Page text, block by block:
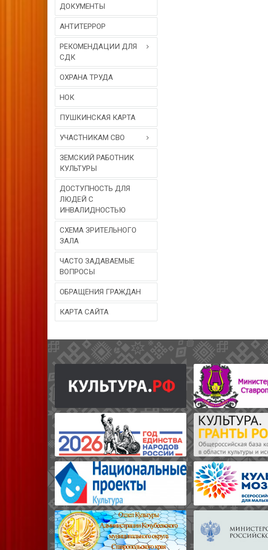
ДОКУМЕНТЫ
АНТИТЕРРОР
РЕКОМЕНДАЦИИ ДЛЯ
СДК
ОХРАНА ТРУДА
НОК
ПУШКИНСКАЯ КАРТА
УЧАСТНИКАМ СВО
ЗЕМСКИЙ РАБОТНИК
КУЛЬТУРЫ
ДОСТУПНОСТЬ ДЛЯ
ЛЮДЕЙ С
ИНВАЛИДНОСТЬЮ
СХЕМА ЗРИТЕЛЬНОГО
ЗАЛА
ЧАСТО ЗАДАВАЕМЫЕ
ВОПРОСЫ
ОБРАЩЕНИЯ ГРАЖДАН
КАРТА САЙТА